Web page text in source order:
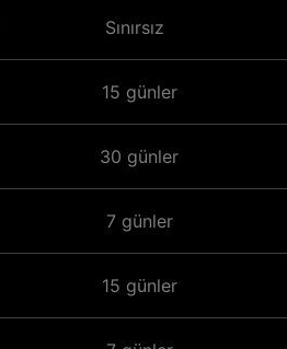
Sınırsız
15 günler
30 günler
7 günler
15 günler